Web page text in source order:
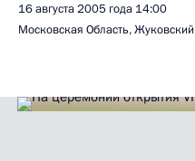
16 августа 2005 года 14:00
Московская Область, Жуковский